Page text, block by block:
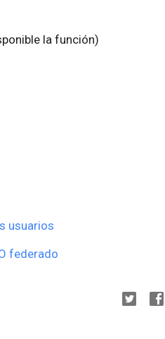
la función)
usuarios
federado